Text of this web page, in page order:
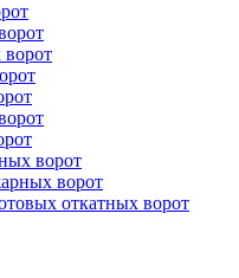
ворот
ворот
ворот
откатных ворот